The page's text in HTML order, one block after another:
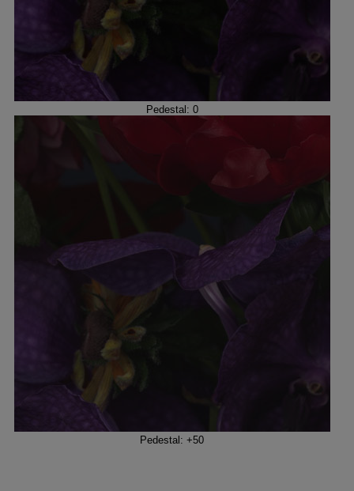
Pedestal: 0
Pedestal: +50